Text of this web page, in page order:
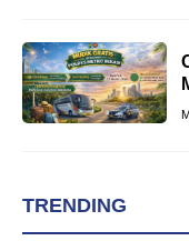
TRENDING